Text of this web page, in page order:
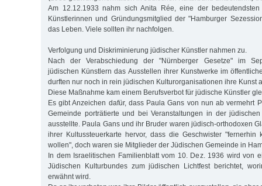
Am 12.12.1933 nahm sich Anita Rée, eine der bedeutendsten
Künstlerinnen und Gründungsmitglied der "Hamburger
das Leben. Viele sollten ihr nachfolgen.
Verfolgung und Diskriminierung jüdischer Künstler nahmen zu.
Nach der Verabschiedung der "Nürnberger Gesetze" im
jüdischen Künstlern das Ausstellen ihrer Kunstwerke im
durften nur noch in rein jüdischen Kulturorganisationen ihre Kunst
Diese Maßnahme kam einem Berufsverbot für jüdische Künstler
Es gibt Anzeichen dafür, dass Paula Gans von nun ab vermehrt
Gemeinde porträtierte und bei Veranstaltungen in der
ausstellte. Paula Gans und ihr Bruder waren jüdisch-orthodoxen
ihrer Kultussteuerkarte hervor, dass die Geschwister "fernerhin
wollen", doch waren sie Mitglieder der Jüdischen Gemeinde in
In dem Israelitischen Familienblatt vom 10. Dez. 1936 wird von
Jüdischen Kulturbundes zum jüdischen Lichtfest berichtet,
erwähnt wird.